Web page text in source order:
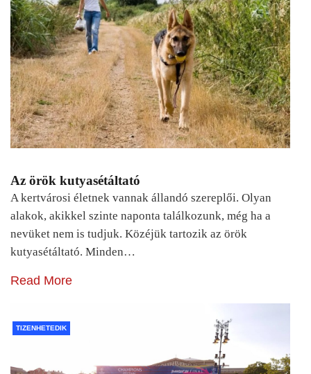
Az örök kutyasétáltató
A kertvárosi életnek vannak állandó szereplői. Olyan
alakok, akikkel szinte naponta találkozunk, még ha a
nevüket nem is tudjuk. Közéjük tartozik az örök
kutyasétáltató. Minden…
Read More
TIZENHETEDIK